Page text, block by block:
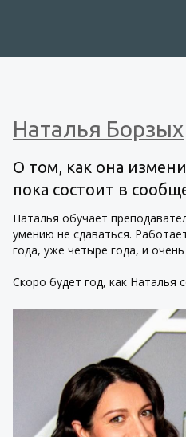
Наталья Борзых
О том, как она
пока состоит в
Наталья обучает
умению не сдаваться.
года, уже четыре года, и
Скоро будет год, как Наталья